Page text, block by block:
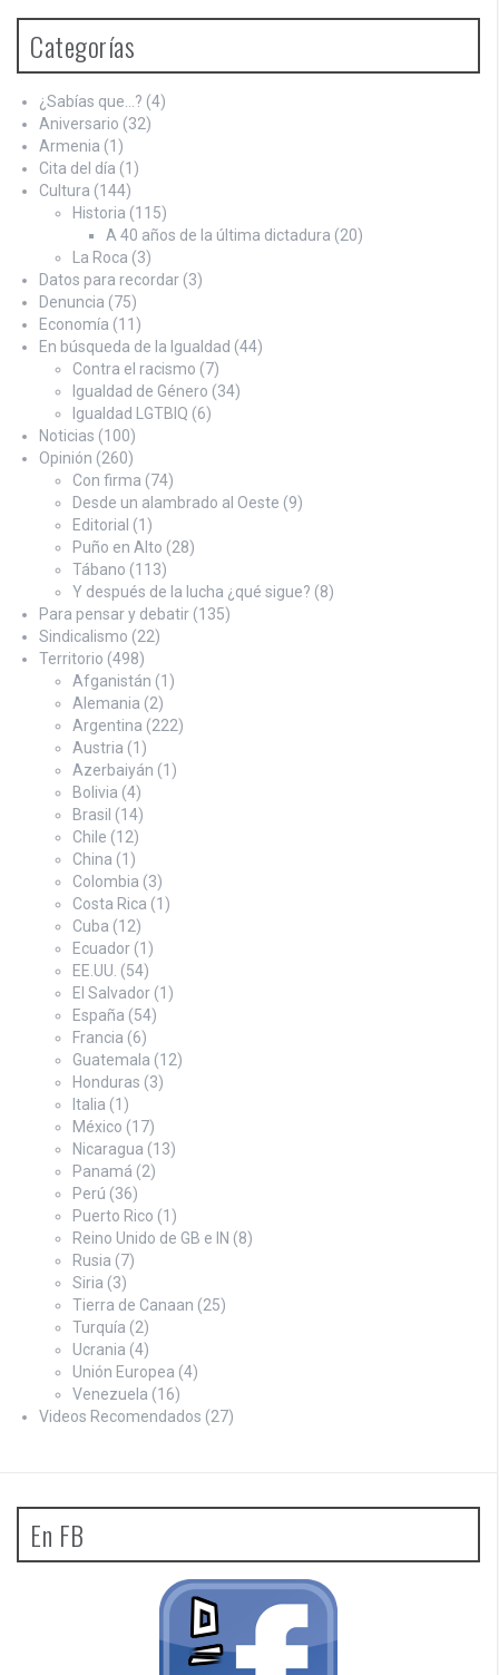
Categorías
¿Sabías que…? (4)
Aniversario (32)
Armenia (1)
Cita del día (1)
Cultura (144)
Historia (115)
A 40 años de la última dictadura (20)
La Roca (3)
Datos para recordar (3)
Denuncia (75)
Economía (11)
En búsqueda de la Igualdad (44)
Contra el racismo (7)
Igualdad de Género (34)
Igualdad LGTBIQ (6)
Noticias (100)
Opinión (260)
Con firma (74)
Desde un alambrado al Oeste (9)
Editorial (1)
Puño en Alto (28)
Tábano (113)
Y después de la lucha ¿qué sigue? (8)
Para pensar y debatir (135)
Sindicalismo (22)
Territorio (498)
Afganistán (1)
Alemania (2)
Argentina (222)
Austria (1)
Azerbaiyán (1)
Bolivia (4)
Brasil (14)
Chile (12)
China (1)
Colombia (3)
Costa Rica (1)
Cuba (12)
Ecuador (1)
EE.UU. (54)
El Salvador (1)
España (54)
Francia (6)
Guatemala (12)
Honduras (3)
Italia (1)
México (17)
Nicaragua (13)
Panamá (2)
Perú (36)
Puerto Rico (1)
Reino Unido de GB e IN (8)
Rusia (7)
Siria (3)
Tierra de Canaan (25)
Turquía (2)
Ucrania (4)
Unión Europea (4)
Venezuela (16)
Videos Recomendados (27)
En FB